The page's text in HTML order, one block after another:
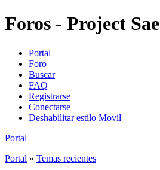
Foros - Project Sae
Portal
Foro
Buscar
FAQ
Registrarse
Conectarse
Deshabilitar estilo Movil
Portal
Portal » Temas recientes